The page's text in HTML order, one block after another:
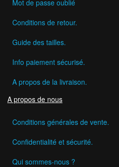
Mot de passe oublié
Conditions de retour.
Guide des tailles.
Info paiement sécurisé.
A propos de la livraison.
A propos de nous
Conditions générales de vente.
Confidentialité et sécurité.
Qui sommes-nous ?